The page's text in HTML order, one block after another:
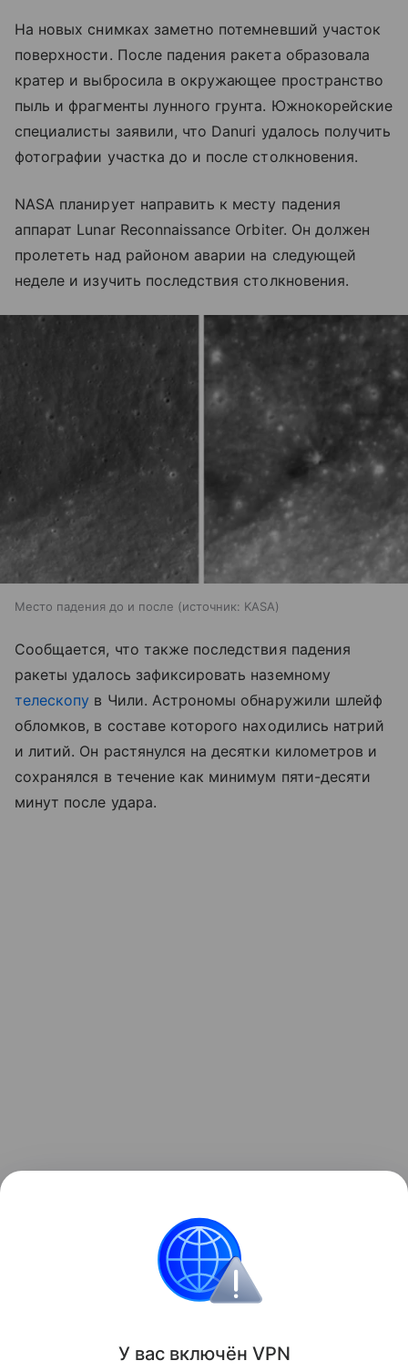
На новых снимках заметно потемневший участок
поверхности. После падения ракета образовала
кратер и выбросила в окружающее пространство
пыль и фрагменты лунного грунта. Южнокорейские
специалисты заявили, что Danuri удалось получить
фотографии участка до и после столкновения.
NASA планирует направить к месту падения
аппарат Lunar Reconnaissance Orbiter. Он должен
пролететь над районом аварии на следующей
неделе и изучить последствия столкновения.
Место падения до и после источник: KASA
Сообщается, что также последствия падения
ракеты удалось зафиксировать наземному
телескопу в Чили. Астрономы обнаружили шлейф
обломков, в составе которого находились натрий
и литий. Он растянулся на десятки километров и
сохранялся в течение как минимум пяти-десяти
минут после удара.
материале
Поделиться
У вас включён VPN